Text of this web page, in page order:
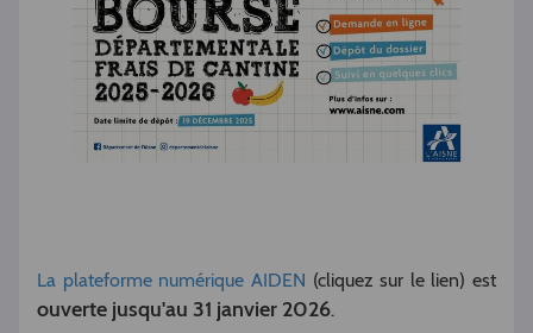
La plateforme numérique AIDEN (cliquez sur le lien) est
ouverte jusqu'au 31 janvier 2026.